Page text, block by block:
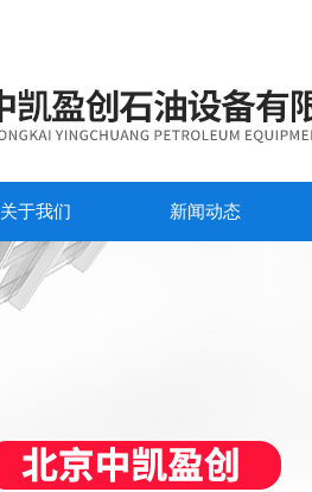
关于我们 新闻动态